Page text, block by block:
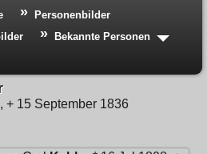
Personenbilder
Bekannte Personen
+ 15 September 1836